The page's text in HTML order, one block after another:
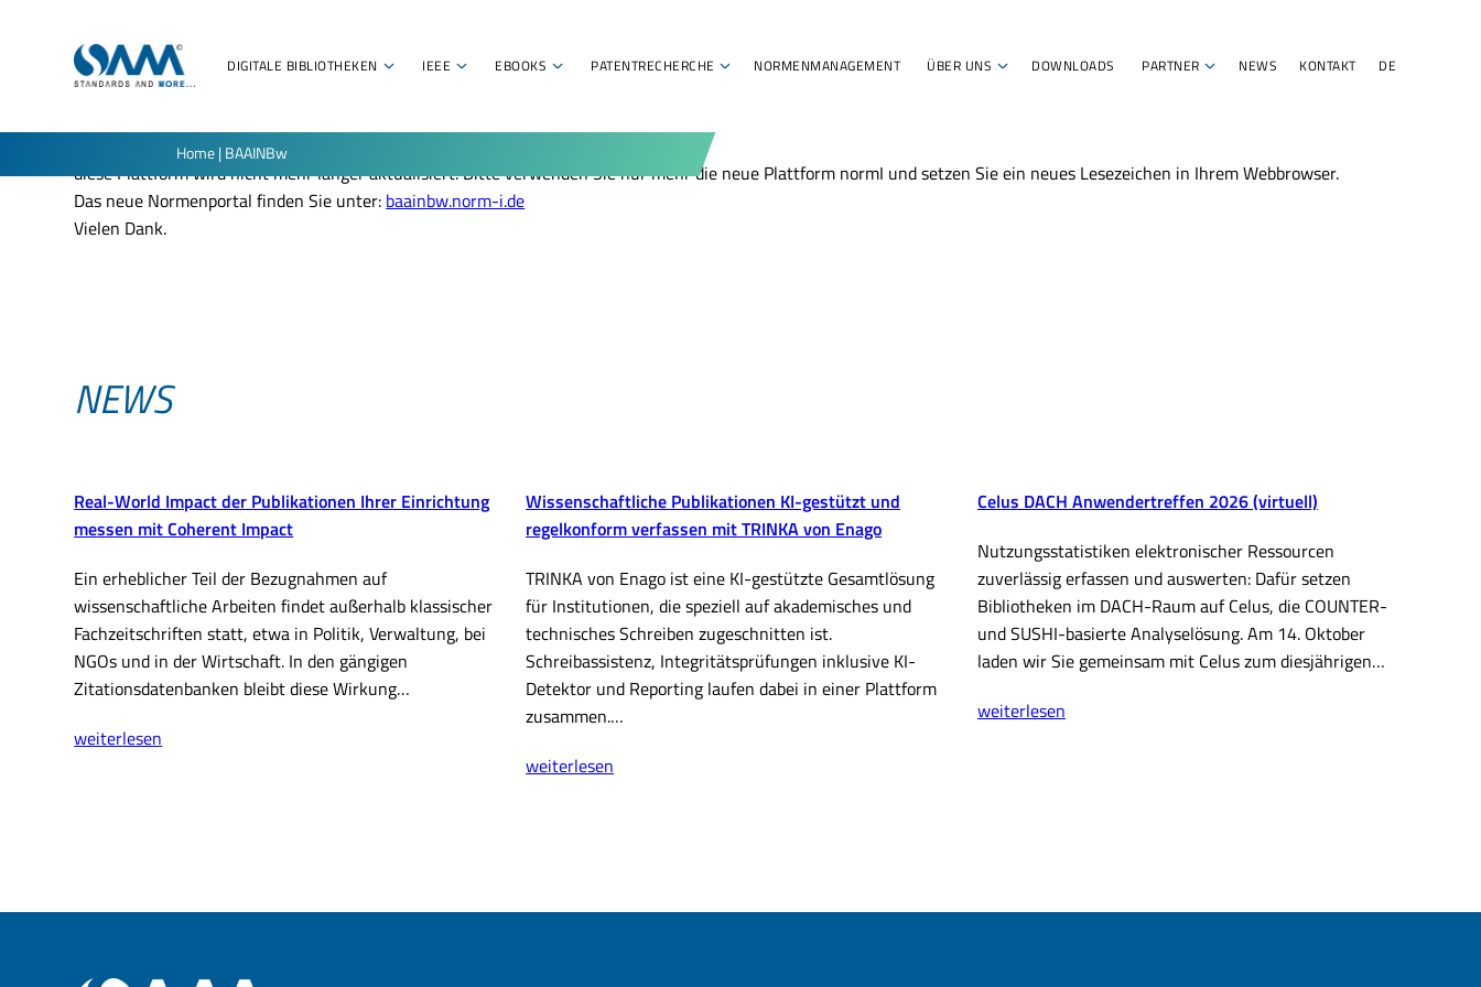
DIGITALE BIBLIOTHEKEN IEEE EBOOKS PATENTRECHERCHE NORMENMANAGEMENT ÜBER UNS DOWNLOADS PARTNER NEWS KONTAKT DE
Home|BAAINBw
Liebe Nutzer_innen,
diese Plattform wird nicht mehr länger aktualisiert. Bitte verwenden Sie nur mehr die neue Plattform normI und setzen Sie ein neues Lesezeichen in Ihrem Webbrowser.
Das neue Normenportal finden Sie unter: baainbw.norm-i.de
Vielen Dank.
NEWS
Real-World Impact der Publikationen Ihrer Einrichtung
messen mit Coherent Impact
Ein erheblicher Teil der Bezugnahmen auf
wissenschaftliche Arbeiten findet außerhalb klassischer
Fachzeitschriften statt, etwa in Politik, Verwaltung, bei
NGOs und in der Wirtschaft. In den gängigen
Zitationsdatenbanken bleibt diese Wirkung…
Real-
weiterlesen
Wissenschaftliche Publikationen KI-gestützt und
regelkonform verfassen mit TRINKA von Enago
TRINKA von Enago ist eine KI-gestützte Gesamtlösung
für Institutionen, die speziell auf akademisches und
technisches Schreiben zugeschnitten ist.
Schreibassistenz, Integritätsprüfungen inklusive KI-
Detektor und Reporting laufen dabei in einer Plattform
zusammen.…
Wissenschaftliche
weiterlesen
Celus DACH Anwendertreffen 2026 (virtuell)
Nutzungsstatistiken elektronischer Ressourcen
zuverlässig erfassen und auswerten: Dafür setzen
Bibliotheken im DACH-Raum auf Celus, die COUNTER-
und SUSHI-basierte Analyselösung. Am 14. Oktober
laden wir Sie gemeinsam mit Celus zum diesjährigen…
Celus
weiterlesen